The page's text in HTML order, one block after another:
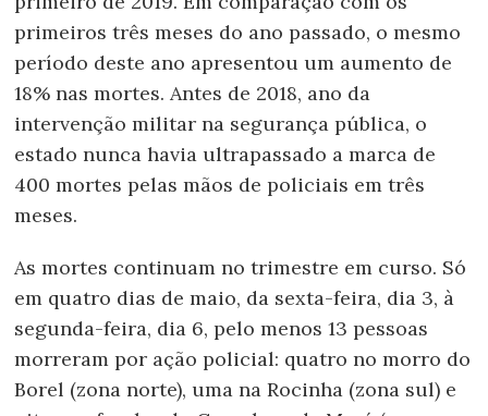
primeiros três meses do ano passado, o mesmo
período deste ano apresentou um aumento de
18% nas mortes. Antes de 2018, ano da
intervenção militar na segurança pública, o
estado nunca havia ultrapassado a marca de
400 mortes pelas mãos de policiais em três
meses.
As mortes continuam no trimestre em curso. Só
em quatro dias de maio, da sexta-feira, dia 3, à
segunda-feira, dia 6, pelo menos 13 pessoas
morreram por ação policial: quatro no morro do
Borel (zona norte), uma na Rocinha (zona sul) e